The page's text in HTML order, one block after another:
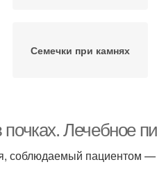
Семечки при камнях
Лечебное
соблюдаемый пациентом —